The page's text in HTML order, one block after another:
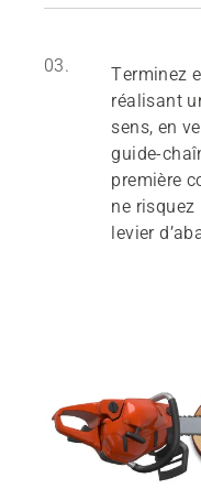
03.
Terminez
réalisant
sens, en
guide-
première
ne risquez
levier